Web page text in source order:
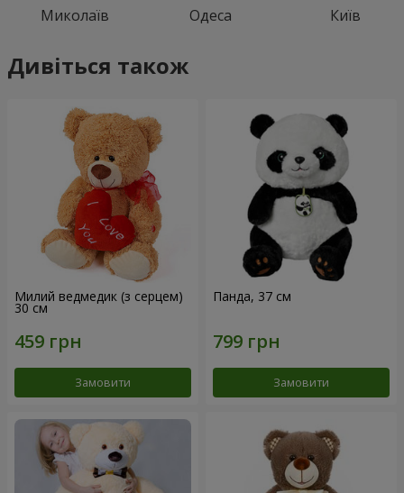
Миколаїв Одеса Київ
Дивіться також
Милий ведмедик (з серцем)
30 см
Замовити
Панда, 37 см
Замовити